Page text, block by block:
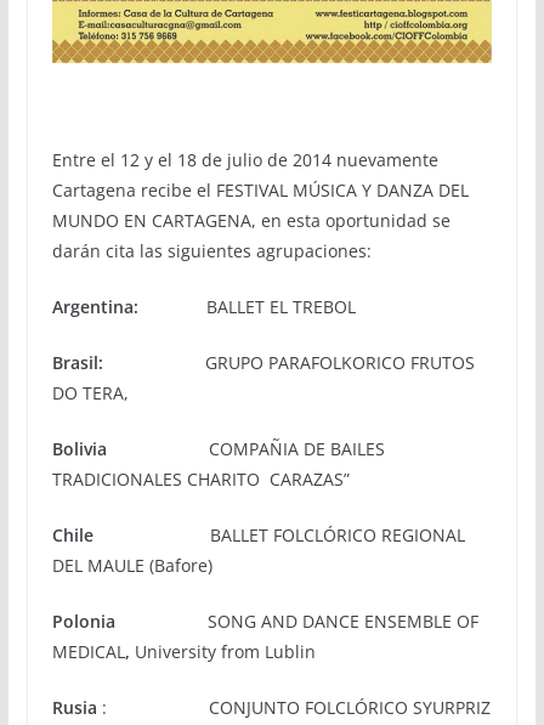
Entre el 12 y el 18 de julio de 2014 nuevamente
Cartagena recibe el FESTIVAL MÚSICA Y DANZA DEL
MUNDO EN CARTAGENA, en esta oportunidad se
darán cita las siguientes agrupaciones:
Argentina: BALLET EL TREBOL
Brasil: GRUPO PARAFOLKORICO FRUTOS
DO TERA,
Bolivia COMPAÑIA DE BAILES
TRADICIONALES CHARITO CARAZAS”
Chile
BALLET FOLCLÓRICO REGIONAL
DEL MAULE (Bafore)
Polonia SONG AND DANCE ENSEMBLE OF
MEDICAL, University from Lublin
Rusia : CONJUNTO FOLCLÓRICO SYURPRIZ